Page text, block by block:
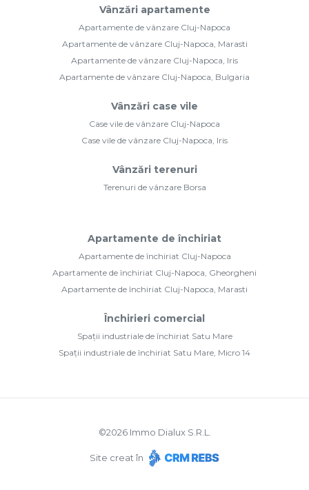
Vânzări apartamente
Apartamente de vânzare Cluj-Napoca
Apartamente de vânzare Cluj-Napoca, Marasti
Apartamente de vânzare Cluj-Napoca, Iris
Apartamente de vânzare Cluj-Napoca, Bulgaria
Vânzări case vile
Case vile de vânzare Cluj-Napoca
Case vile de vânzare Cluj-Napoca, Iris
Vânzări terenuri
Terenuri de vânzare Borsa
Apartamente de închiriat
Apartamente de închiriat Cluj-Napoca
Apartamente de închiriat Cluj-Napoca, Gheorgheni
Apartamente de închiriat Cluj-Napoca, Marasti
Închirieri comercial
Spații industriale de închiriat Satu Mare
Spații industriale de închiriat Satu Mare, Micro 14
©2026Immo Dialux S.R.L.
Site creat în